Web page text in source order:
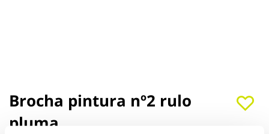
Brocha pintura nº2 rulo
pluma
Saltar
al
comienzo